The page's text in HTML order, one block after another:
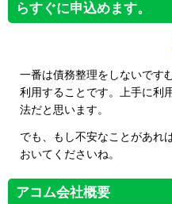
らすぐに申込めます。
一番は債務整理をしないです
利用することです。上手に利
法だと思います。
でも、もし不安なことがあれ
おいてくださいね。
アコム会社概要